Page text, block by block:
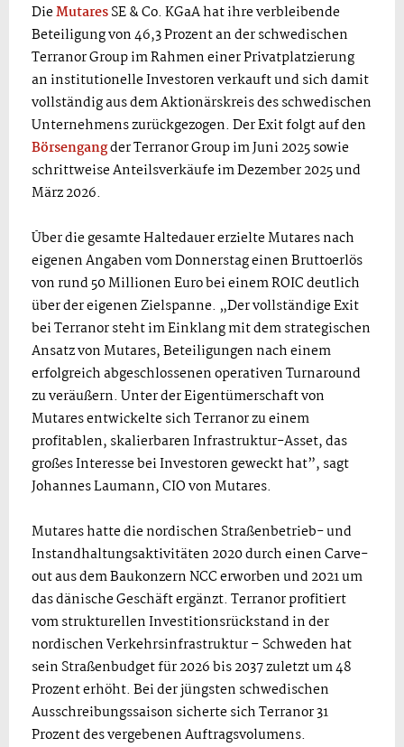
DieMutaresSE & Co. KGaA hat ihre verbleibende
Beteiligung von 46,3 Prozent an der schwedischen
Terranor Group im Rahmen einer Privatplatzierung
an institutionelle Investoren verkauft und sich damit
vollständig aus dem Aktionärskreis des schwedischen
Unternehmens zurückgezogen. Der Exit folgt auf den
Börsengangder Terranor Group im Juni 2025 sowie
schrittweise Anteilsverkäufe im Dezember 2025 und
März 2026.
Über die gesamte Haltedauer erzielte Mutares nach
eigenen Angaben vom Donnerstag einen Bruttoerlös
von rund 50 Millionen Euro bei einem ROIC deutlich
über der eigenen Zielspanne. „Der vollständige Exit
bei Terranor steht im Einklang mit dem strategischen
Ansatz von Mutares, Beteiligungen nach einem
erfolgreich abgeschlossenen operativen Turnaround
zu veräußern. Unter der Eigentümerschaft von
Mutares entwickelte sich Terranor zu einem
profitablen, skalierbaren Infrastruktur-Asset, das
großes Interesse bei Investoren geweckt hat”, sagt
Johannes Laumann, CIO von Mutares.
Mutares hatte die nordischen Straßenbetrieb- und
Instandhaltungsaktivitäten 2020 durch einen Carve-
out aus dem Baukonzern NCC erworben und 2021 um
das dänische Geschäft ergänzt. Terranor profitiert
vom strukturellen Investitionsrückstand in der
nordischen Verkehrsinfrastruktur – Schweden hat
sein Straßenbudget für 2026 bis 2037 zuletzt um 48
Prozent erhöht. Bei der jüngsten schwedischen
Ausschreibungssaison sicherte sich Terranor 31
Prozent des vergebenen Auftragsvolumens.